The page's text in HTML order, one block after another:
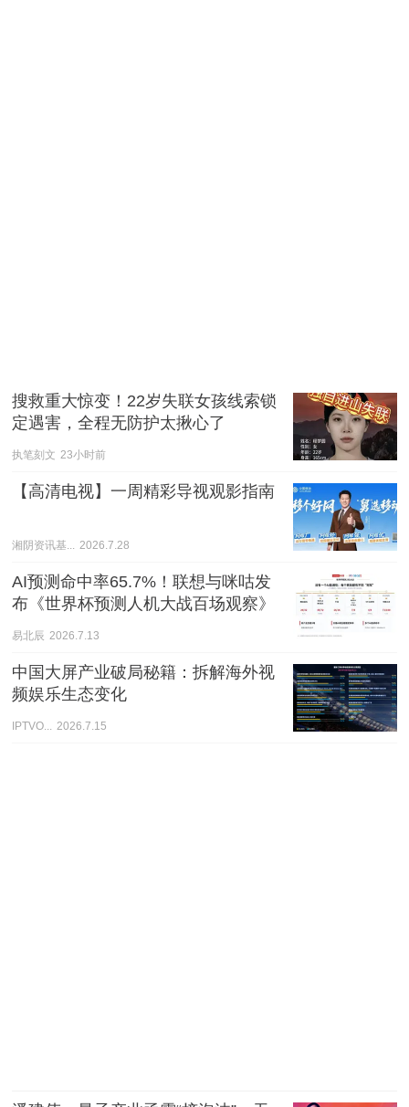
搜救重大惊变！22岁失联女孩线索锁
定遇害，全程无防护太揪心了
执笔刻文 23小时前
【高清电视】一周精彩导视观影指南
湘阴资讯基... 2026.7.28
AI预测命中率65.7%！联想与咪咕发
布《世界杯预测人机大战百场观察》
易北辰 2026.7.13
中国大屏产业破局秘籍：拆解海外视
频娱乐生态变化
IPTVO... 2026.7.15